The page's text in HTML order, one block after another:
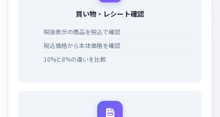
買い物・レシート確認
税抜表示の商品を税込で確認
税込価格から本体価格を確認
10%と8%の違いを比較